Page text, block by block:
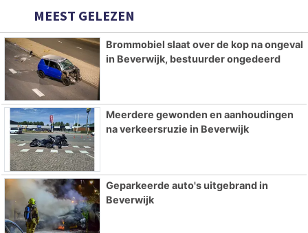
MEEST GELEZEN
Brommobiel slaat over de kop na ongeval
in Beverwijk, bestuurder ongedeerd
Meerdere gewonden en aanhoudingen
na verkeersruzie in Beverwijk
Geparkeerde auto's uitgebrand in
Beverwijk